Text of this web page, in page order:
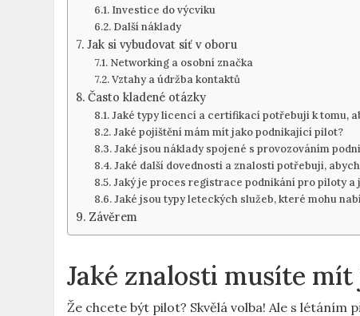
Investice do výcviku
Další náklady
Jak si vybudovat síť v oboru
Networking a osobní značka
Vztahy a údržba kontaktů
Často kladené otázky
Jaké typy licencí a certifikací potřebuji k tomu,
Jaké pojištění mám mít jako podnikající pilot?
Jaké jsou náklady spojené s provozováním
Jaké další dovednosti a znalosti potřebuji,
Jaký je proces registrace podnikání pro piloty
Jaké jsou typy leteckých služeb, které mohu
Závěrem
Jaké znalosti musíte
Že chcete být pilot? Skvělá volba! Ale s